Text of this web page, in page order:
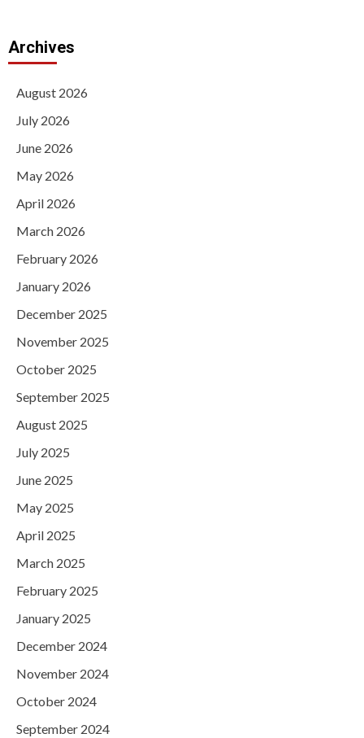
Archives
August 2026
July 2026
June 2026
May 2026
April 2026
March 2026
February 2026
January 2026
December 2025
November 2025
October 2025
September 2025
August 2025
July 2025
June 2025
May 2025
April 2025
March 2025
February 2025
January 2025
December 2024
November 2024
October 2024
September 2024